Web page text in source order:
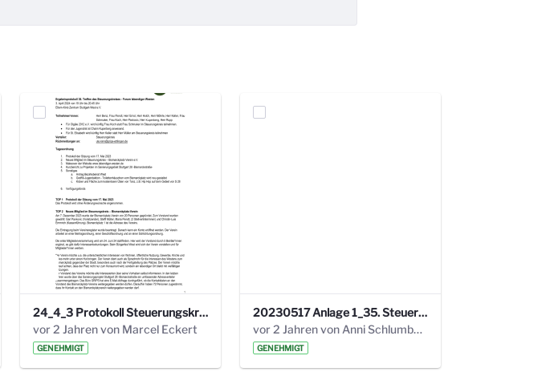
24_4_3 Protokoll Steuerungskreis.pdf
vor 2 Jahren von Marcel Eckert
GENEHMIGT
20230517 Anlage 1_35. Steuerungskreis.pdf
vor 2 Jahren von Anni Schlumberger
GENEHMIGT